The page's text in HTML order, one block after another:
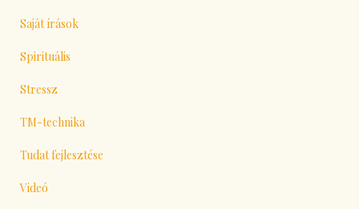
Saját írások
Spirituális
Stressz
TM-technika
Tudat fejlesztése
Videó